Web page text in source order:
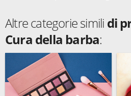
Altre categorie simili di
Cura della barba: